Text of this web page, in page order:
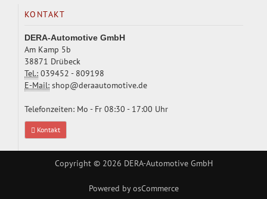
KONTAKT
DERA-Automotive GmbH
Am Kamp 5b
38871 Drübeck
Tel.: 039452 - 809198
E-Mail: shop@deraautomotive.de
Telefonzeiten: Mo - Fr 08:30 - 17:00 Uhr
Kontakt
Copyright © 2026 DERA-Automotive GmbH
Powered byosCommerce